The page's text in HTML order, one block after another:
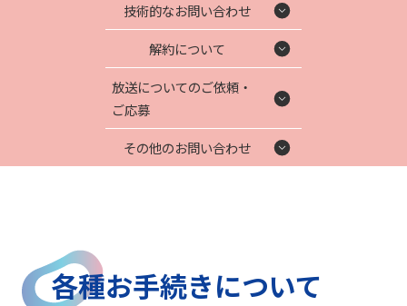
技術的なお問い合わせ
解約について
放送についてのご依頼・
ご応募
その他のお問い合わせ
各種お手続きについて